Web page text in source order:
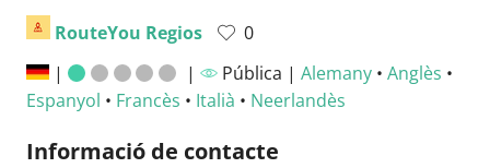
RouteYou Regios
0
|
| Pública | Alemany• Anglès •
Espanyol • Francès • Italià • Neerlandès
Informació de contacte